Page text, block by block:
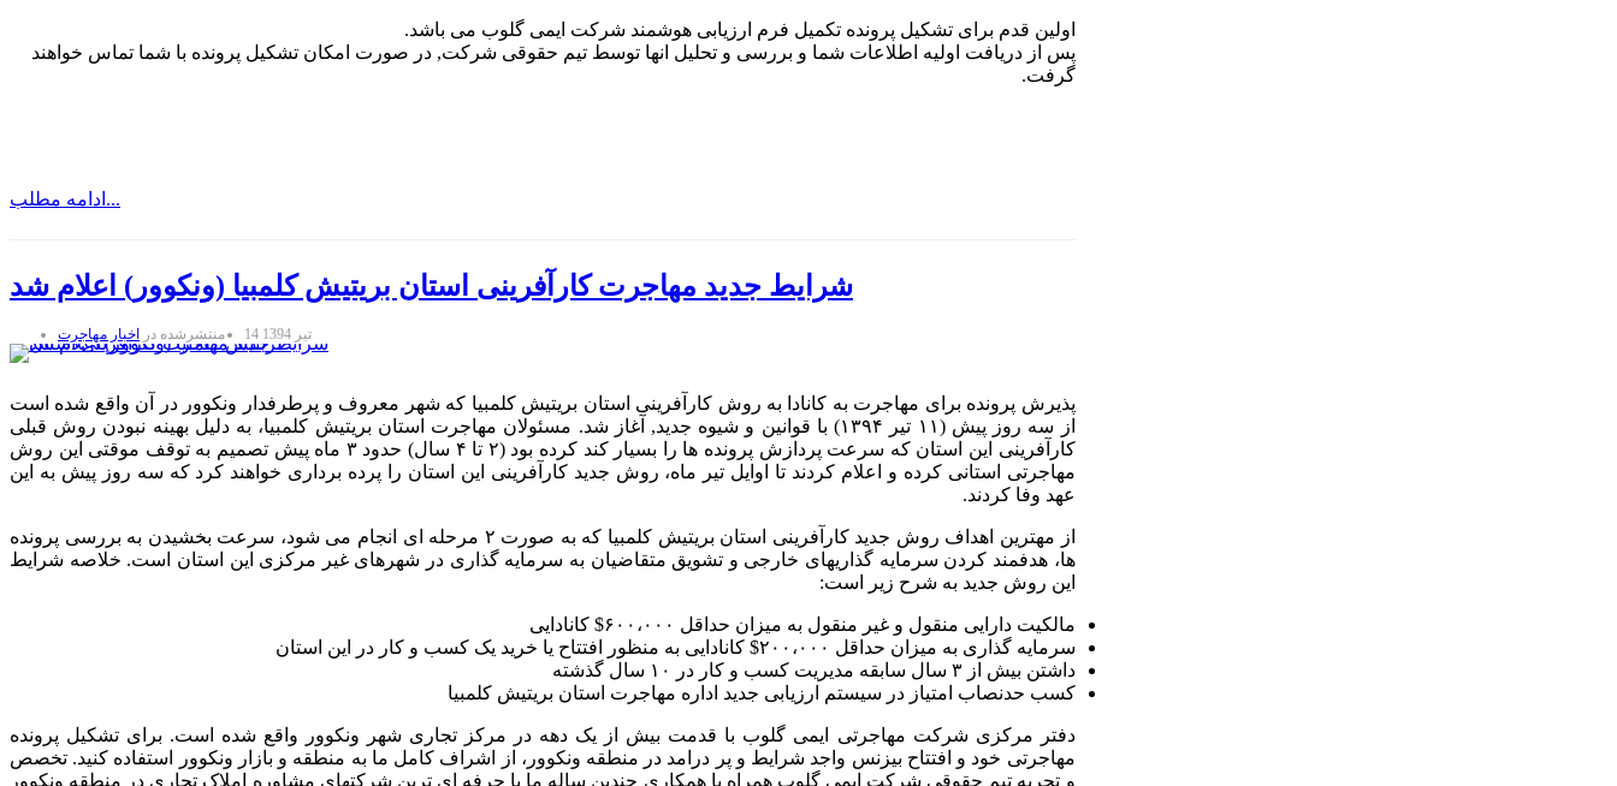
اولین قدم برای تشکیل پرونده تکمیل فرم ارزیابی هوشمند شرکت ایمی گلوب می باشد.
پس از دریافت اولیه اطلاعات شما و بررسی و تحلیل انها توسط تیم حقوقی شرکت, در صورت امکان تشکیل پرونده با شما تماس خواهند
گرفت.
ادامه مطلب...
شرایط جدید مهاجرت کارآفرینی استان بریتیش کلمبیا (ونکوور) اعلام شد
منتشرشده در اخبار مهاجرت 14 تیر 1394
پذیرش پرونده برای مهاجرت به کانادا به روش کارآفرینی استان بریتیش کلمبیا که شهر معروف و پرطرفدار ونکوور در آن واقع شده است
از سه روز پیش (۱۱ تیر ۱۳۹۴) با قوانین و شیوه جدید, آغاز شد. مسئولان مهاجرت استان بریتیش کلمبیا، به دلیل بهینه نبودن روش قبلی
کارآفرینی این استان که سرعت پردازش پرونده ها را بسیار کند کرده بود (۲ تا ۴ سال) حدود ۳ ماه پیش تصمیم به توقف موقتی این روش
مهاجرتی استانی کرده و اعلام کردند تا اوایل تیر ماه، روش جدید کارآفرینی این استان را پرده برداری خواهند کرد که سه روز پیش به این
عهد وفا کردند.
از مهترین اهداف روش جدید کارآفرینی استان بریتیش کلمبیا که به صورت ۲ مرحله ای انجام می شود، سرعت بخشیدن به بررسی پرونده
ها، هدفمند کردن سرمایه گذاریهای خارجی و تشویق متقاضیان به سرمایه گذاری در شهرهای غیر مرکزی این استان است. خلاصه شرایط
این روش جدید به شرح زیر است:
مالکیت دارایی منقول و غیر منقول به میزان حداقل ۶۰۰،۰۰۰$ کانادایی
سرمایه گذاری به میزان حداقل ۲۰۰،۰۰۰$ کانادایی به منظور افتتاح یا خرید یک کسب و کار در این استان
داشتن بیش از ۳ سال سابقه مدیریت کسب و کار در ۱۰ سال گذشته
کسب حدنصاب امتیاز در سیستم ارزیابی جدید اداره مهاجرت استان بریتیش کلمبیا
دفتر مرکزی شرکت مهاجرتی ایمی گلوب با قدمت بیش از یک دهه در مرکز تجاری شهر ونکوور واقع شده است. برای تشکیل پرونده
مهاجرتی خود و افتتاح بیزنس واجد شرایط و پر درامد در منطقه ونکوور، از اشراف کامل ما به منطقه و بازار ونکوور استفاده کنید. تخصص
و تجربه تیم حقوقی شرکت ایمی گلوب همراه با همکاری چندین ساله ما با حرفه ای ترین شرکتهای مشاوره املاک تجاری در منطقه ونکوور